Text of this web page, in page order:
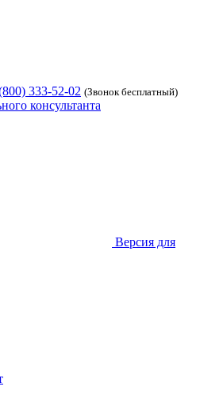
333-52-02 (Звонок бесплатный)
консультанта
Версия для